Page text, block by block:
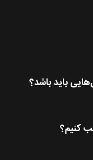
باید باشد؟
کنیم؟